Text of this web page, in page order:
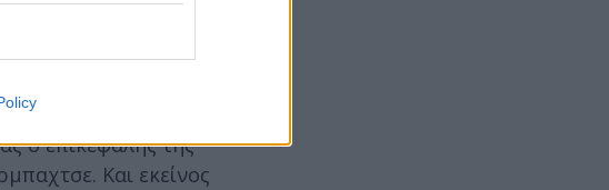
εισόδου της
που
ο επικεφαλής της
Και εκείνος